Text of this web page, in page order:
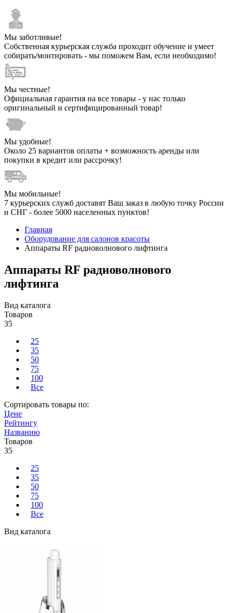
Мы заботливые!
Собственная курьерская служба проходит обучение и умеет
собирать/монтировать - мы поможем Вам, если необходимо!
Мы честные!
Официальная гарантия на все товары - у нас только
оригинальный и сертифицированный товар!
Мы удобные!
Около 25 вариантов оплаты + возможность аренды или
покупки в кредит или рассрочку!
Мы мобильные!
7 курьерских служб доставят Ваш заказ в любую точку России
и СНГ - более 5000 населенных пунктов!
Главная
Оборудование для салонов красоты
Аппараты RF радиоволнового лифтинга
Аппараты RF радиоволнового
лифтинга
Вид каталога
Товаров
35
25
35
50
75
100
Все
Сортировать товары по:
Цене
Рейтингу
Названию
Товаров
35
25
35
50
75
100
Все
Вид каталога